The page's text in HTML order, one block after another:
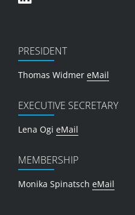
PRESIDENT
Thomas Widmer eMail
EXECUTIVE SECRETARY
Lena Ogi eMail
MEMBERSHIP
Monika Spinatsch eMail